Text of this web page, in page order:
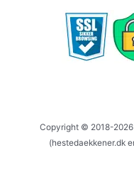
Copyright © 2018-2026
(hestedaekkener.dk